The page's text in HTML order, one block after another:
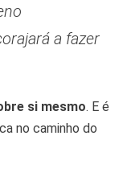
a fazer
si mesmo. E é
no caminho do